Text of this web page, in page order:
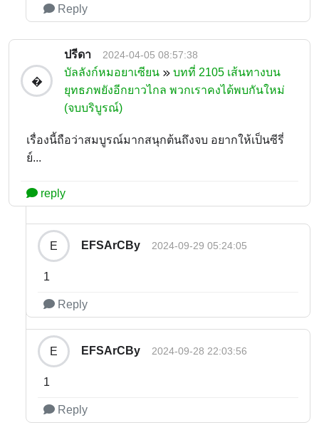
Reply
�
ปรีดา 2024-04-05 08:57:38
บัลลังก์หมอยาเซียน
บทที่ 2105 เส้นทางบน
ยุทธภพยังอีกยาวไกล พวกเราคงได้พบกันใหม่
(จบบริบูรณ์)
เรื่องนี้ถือว่าสมบูรณ์มากสนุกต้นถึงจบ อยากให้เป็นซีรี่
ย์...
reply
E EFSArCBy 2024-09-29 05:24:05
1
Reply
E EFSArCBy 2024-09-28 22:03:56
1
Reply